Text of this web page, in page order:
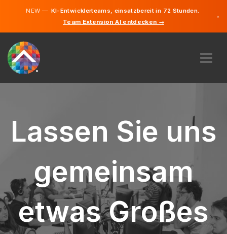
NEW —KI-Entwicklerteams, einsatzbereit in 72 Stunden.
Team Extension AI entdecken →
×
KARRIERE
FINDEN
DEUTSCHLAND
DE
STARTEN SIE JETZT
Lassen Sie uns
gemeinsam
etwas Großes